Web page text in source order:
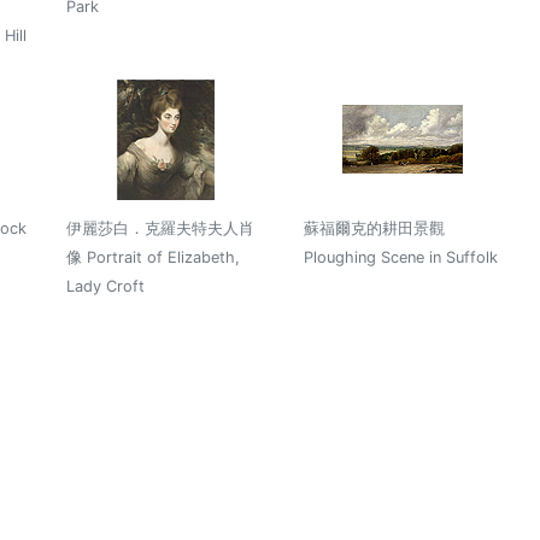
Park
伊麗莎白．克羅夫特夫人肖
像 Portrait of Elizabeth,
Lady Croft
蘇福爾克的耕田景觀
Ploughing Scene in Suffolk